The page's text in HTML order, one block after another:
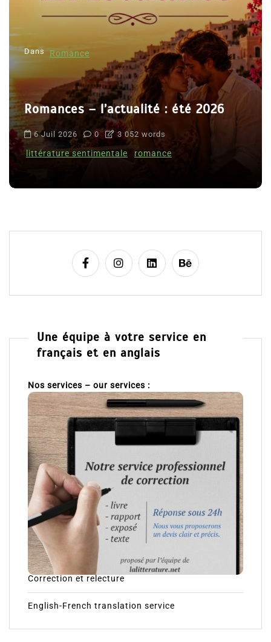
Le coupable n’est pas Camille de
Clara Delcourt
Une équipe à votre service en
français et en anglais
Nos services – our services :
Correction et relecture
English-French translation service